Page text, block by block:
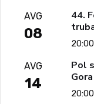
AVG
08
44.
AVG
14
Pol